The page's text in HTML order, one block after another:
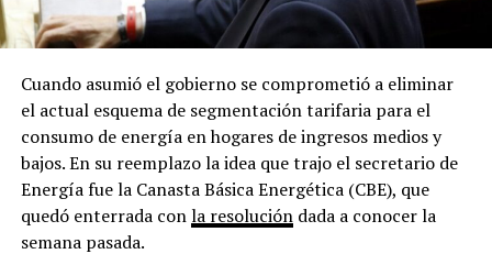
Cuando asumió el gobierno se comprometió a eliminar
el actual esquema de segmentación tarifaria para el
consumo de energía en hogares de ingresos medios y
bajos. En su reemplazo la idea que trajo el secretario de
Energía fue la Canasta Básica Energética (CBE), que
quedó enterrada conla resolucióndada a conocer la
semana pasada.